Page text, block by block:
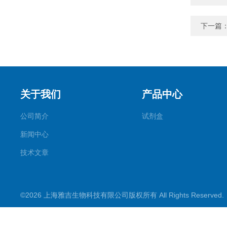
下一篇
关于我们
公司简介
新闻中心
技术文章
产品中心
试剂盒
©2026 上海雅吉生物科技有限公司版权所有 All Rights